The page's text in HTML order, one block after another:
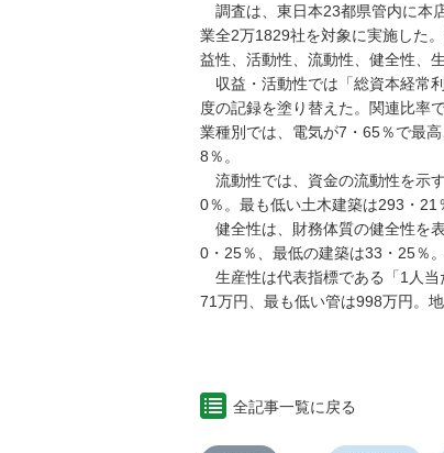
調査は、東日本23都県管内に本
業全2万1829社を対象に実施した
益性、活動性、流動性、健全性、
収益・活動性では「総資本経常
度の記録を塗り替えた。関連比率
業種別では、電気が7・65％で最
8％。
流動性では、資金の流動性を示
0％。最も低い土木建築は293・21
健全性は、財務体質の健全性を
0・25％、最低の建築は33・25％
生産性は代表指標である「1人当
71万円、最も低い管は998万円。
全記事一覧に戻る